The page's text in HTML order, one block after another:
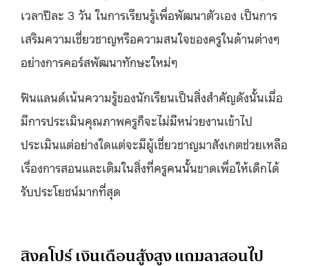
เวลาปีละ 3 วัน ในการเรียนรู้เพื่อพัฒนาตัวเอง เป็นการ
เสริมความเชี่ยวชาญหรือความสนใจของครูในด้านต่างๆ
อย่างการคอร์สพัฒนาทักษะใหม่ๆ
ฟินแลนด์เน้นความรู้ของนักเรียนเป็นสิ่งสำคัญดังนั้นเมื่อ
มีการประเมินคุณภาพครูก็จะไม่มีหน่วยงานเข้าไป
ประเมินแต่อย่างใดแต่จะมีผู้เชี่ยวชาญมาสังเกตช่วยเหลือ
เรื่องการสอนและเติมในสิ่งที่ครูคนนั้นขาดเพื่อให้เด็กได้
รับประโยชน์มากที่สุด
สิงคโปร์ เงินเดือนสู้งสูง แถมลาสอนไป